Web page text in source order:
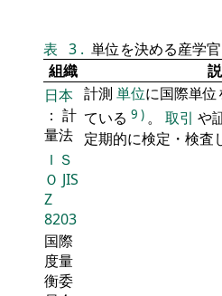
表 3 . 単位を決める産学官
組織
日本
： 計
量法
計測 単位に国際単位
ている 9 ) 。 取引 や
定期的に検定・検査
ＩＳ
Ｏ JIS
Z
8203
国際
度量
衡委